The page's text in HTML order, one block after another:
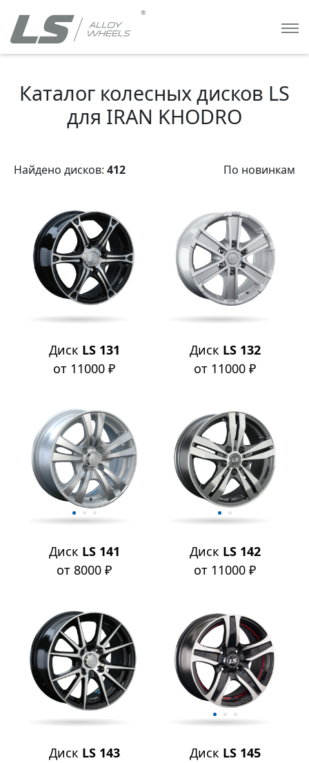
Каталог колесных дисков LS
для IRAN KHODRO
Найдено дисков: 412 По новинкам
Диск LS 131
от 11000 ₽
Диск LS 132
от 11000 ₽
Диск LS 141
от 8000 ₽
Диск LS 142
от 11000 ₽
Диск LS 143
Диск LS 145